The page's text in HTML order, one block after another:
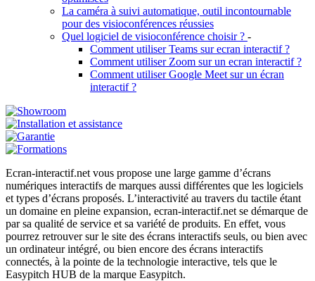
La caméra à suivi automatique, outil incontournable
pour des visioconférences réussies
Quel logiciel de visioconférence choisir ? -
Comment utiliser Teams sur ecran interactif ?
Comment utiliser Zoom sur un ecran interactif ?
Comment utiliser Google Meet sur un écran
interactif ?
Ecran-interactif.net vous propose une large gamme d’écrans
numériques interactifs de marques aussi différentes que les logiciels
et types d’écrans proposés. L’interactivité au travers du tactile étant
un domaine en pleine expansion, ecran-interactif.net se démarque de
par sa qualité de service et sa variété de produits. En effet, vous
pourrez retrouver sur le site des écrans interactifs seuls, ou bien avec
un ordinateur intégré, ou bien encore des écrans interactifs
connectés, à la pointe de la technologie interactive, tels que le
Easypitch HUB de la marque Easypitch.